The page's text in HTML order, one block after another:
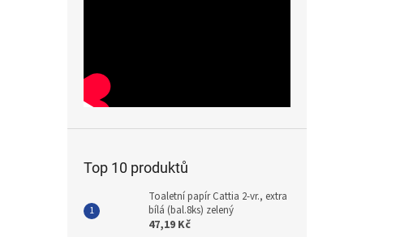
Top 10 produktů
Toaletní papír Cattia 2-vr., extra
bílá (bal.8ks) zelený
47,19 Kč